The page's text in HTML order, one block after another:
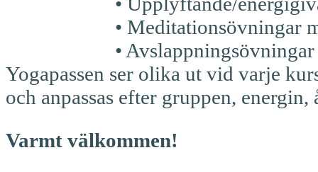
• Meditationsövningar
• Avslappningsövningar
Yogapassen ser olika ut vid varje
och anpassas efter gruppen, energin,
Varmt välkommen!